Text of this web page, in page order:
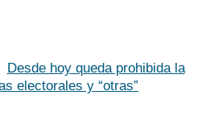
Desde hoy queda prohibida la
electorales y “otras”